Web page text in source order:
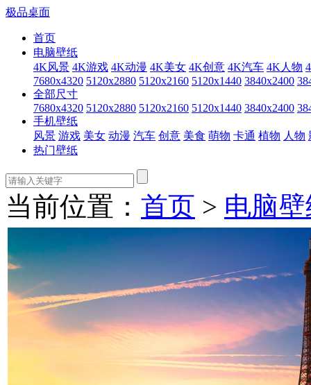
极品桌面
首页
电脑壁纸
4K风景 4K游戏 4K动漫 4K美女 4K创意 4K汽车 4K人物
7680x4320 5120x2880 5120x2160 5120x1440 3840x2400
全部尺寸
7680x4320 5120x2880 5120x2160 5120x1440 3840x2400
手机壁纸
风景 游戏 美女 动漫 汽车 创意 美食 萌物 卡通 植物 人物
热门壁纸
当前位置： 首页 > 电脑